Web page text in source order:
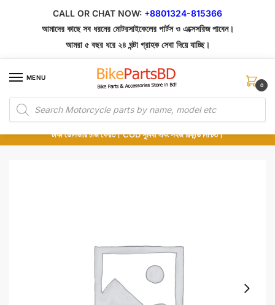
CALL OR CHAT NOW: +8801324-815366
আমাদের কাছে সব ধরনের মোটরসাইকেলের পার্টস ও এক্সেসরিজ পাবেন।
আমরা ৫ বছর ধরে ২৪ ঘন্টা গ্রাহক সেবা দিয়ে যাচ্ছি।
MENU
Products
search
0
১০০% অরিজিনাল পার্টস – শোরুম থেকে সরাসরি সংগ্রহ এবং শুধুমাত্র কুরিয়ার সার্ভিসে ডেলিভারি।
অর্ডার করার পর পার্টের ছবি দেখুন। পছন্দ হলে Cash on Delivery দিন, না হলে ৫ মিনিটে ১৯৯
টাকা ডেলিভারি চার্জ ফেরত। COD সুবিধা এবং সহজ রিফান্ড নিশ্চিত।